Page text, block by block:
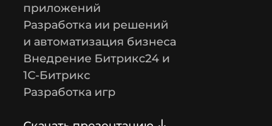
приложений
Разработка ии решений
и автоматизация бизнеса
Внедрение Битрикс24 и
1С-Битрикс
Разработка игр